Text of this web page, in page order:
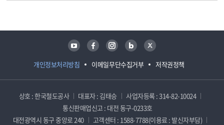
개인정보처리방침 이메일무단수집거부 저작권정책
유튜브 페이스북 인스타그램 블로그 트위터
상호 : 한국철도공사 대표자 : 김태승
사업자등록 : 314-82-10024
통신판매업신고 : 대전 동구-0233호
대전광역시 동구 중앙로 240
고객센터 : 1588-7788(이용료 : 발신자부담)